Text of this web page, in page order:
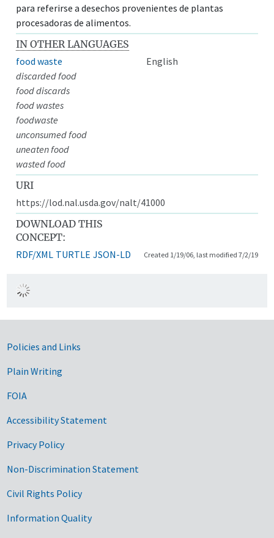
para referirse a desechos provenientes de plantas
procesadoras de alimentos.
IN OTHER LANGUAGES
food waste
English
discarded food
food discards
food wastes
foodwaste
unconsumed food
uneaten food
wasted food
URI
https://lod.nal.usda.gov/nalt/41000
DOWNLOAD THIS
CONCEPT:
RDF/XML TURTLE JSON-LD Created 1/19/06, last modified 7/2/19
Government Links
Policies and Links
Plain Writing
FOIA
Accessibility Statement
Privacy Policy
Non-Discrimination Statement
Civil Rights Policy
Information Quality